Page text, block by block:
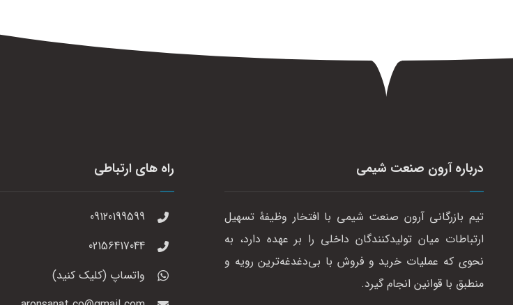
درباره آرون صنعت شیمی
تیم بازرگانی آرون صنعت شیمی با افتخار وظیفهٔ تسهیل
ارتباطات میان تولیدکنندگان داخلی را بر عهده دارد، به
نحوی که عملیات خرید و فروش با بی‌دغدغه‌ترین رویه و
منطبق با قوانین انجام گیرد.
راه های ارتباطی
09120199599
02156417044
واتساپ (کلیک کنید)